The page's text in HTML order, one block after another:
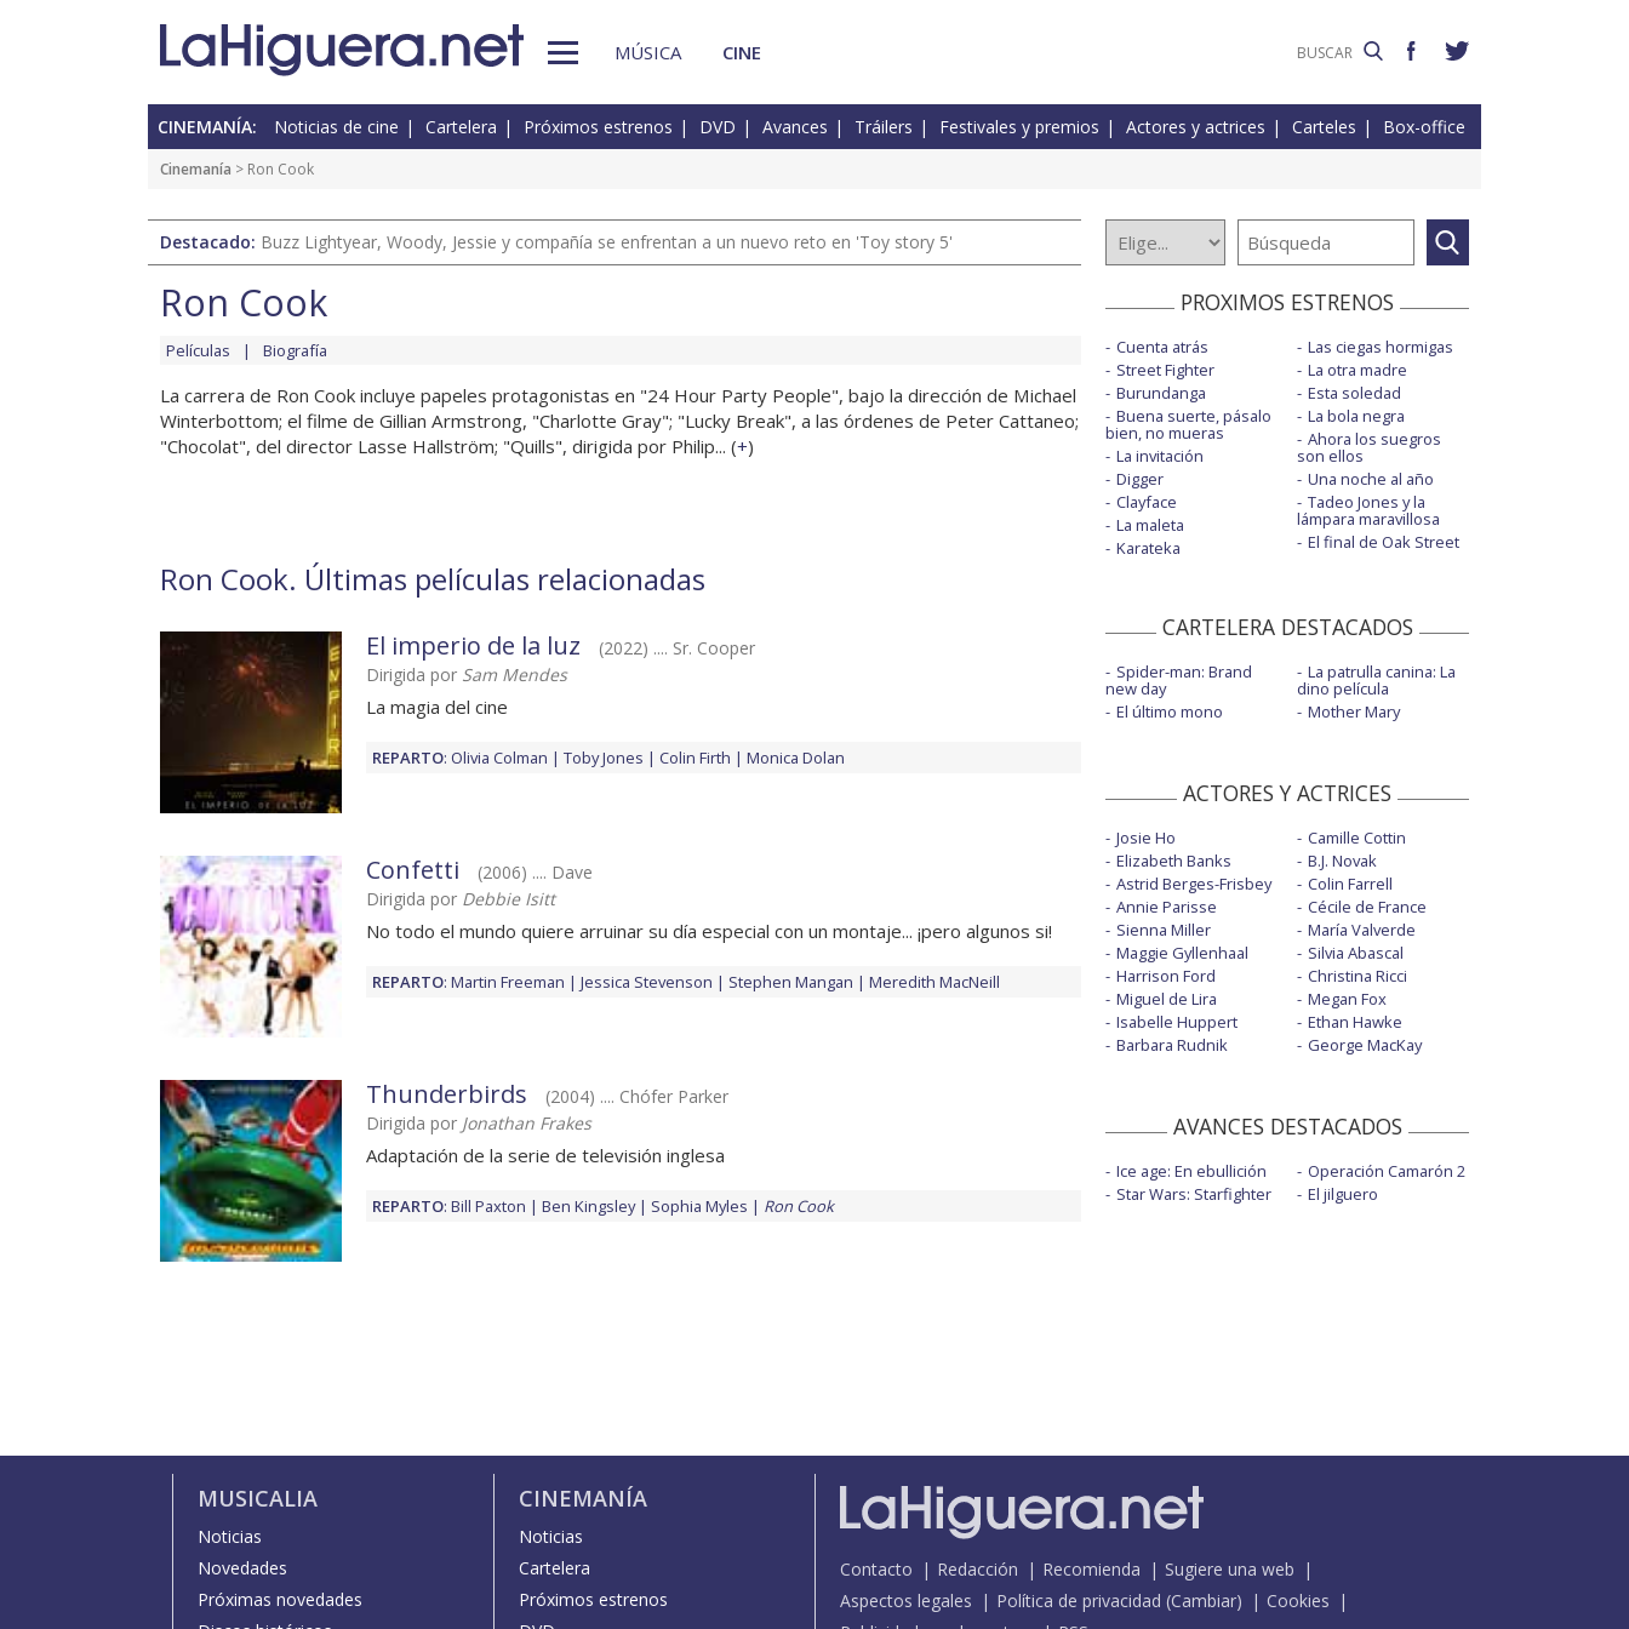
MÚSICA CINE
CINEMANÍA: Noticias de cine Cartelera Próximos estrenos DVD Avances Tráilers Festivales y premios Actores y actrices Carteles Box-office
Cinemanía > Ron Cook
Destacado: Buzz Lightyear, Woody, Jessie y compañía se enfrentan a un nuevo reto en 'Toy story 5'
Ron Cook
Películas Biografía
La carrera de Ron Cook incluye papeles protagonistas en "24 Hour Party People", bajo la dirección de Michael
Winterbottom; el filme de Gillian Armstrong, "Charlotte Gray"; "Lucky Break", a las órdenes de Peter Cattaneo;
"Chocolat", del director Lasse Hallström; "Quills", dirigida por Philip... (+)
Ron Cook. Últimas películas relacionadas
El imperio de la luz
(2022) .... Sr. Cooper
Dirigida por Sam Mendes
La magia del cine
REPARTO: Olivia Colman Toby Jones Colin Firth Monica Dolan
Confetti
(2006) .... Dave
Dirigida por Debbie Isitt
No todo el mundo quiere arruinar su día especial con un montaje... ¡pero algunos si!
REPARTO: Martin Freeman Jessica Stevenson Stephen Mangan Meredith MacNeill
Thunderbirds
(2004) .... Chófer Parker
Dirigida por Jonathan Frakes
Adaptación de la serie de televisión inglesa
REPARTO: Bill Paxton Ben Kingsley Sophia Myles Ron Cook
PROXIMOS ESTRENOS
Cuenta atrás
Street Fighter
Burundanga
Buena suerte, pásalo
bien, no mueras
La invitación
Digger
Clayface
La maleta
Karateka
Las ciegas hormigas
La otra madre
Esta soledad
La bola negra
Ahora los suegros
son ellos
Una noche al año
Tadeo Jones y la
lámpara maravillosa
El final de Oak Street
CARTELERA DESTACADOS
Spider-man: Brand
new day
El último mono
La patrulla canina: La
dino película
Mother Mary
ACTORES Y ACTRICES
Josie Ho
Elizabeth Banks
Astrid Berges-Frisbey
Annie Parisse
Sienna Miller
Maggie Gyllenhaal
Harrison Ford
Miguel de Lira
Isabelle Huppert
Barbara Rudnik
Camille Cottin
B.J. Novak
Colin Farrell
Cécile de France
María Valverde
Silvia Abascal
Christina Ricci
Megan Fox
Ethan Hawke
George MacKay
AVANCES DESTACADOS
Ice age: En ebullición
Star Wars: Starfighter
Operación Camarón 2
El jilguero
MUSICALIA
Noticias
Novedades
Próximas novedades
CINEMANÍA
Noticias
Cartelera
Próximos estrenos
Contacto Redacción Recomienda
Sugiere una web
Aspectos legales
Política de privacidad (Cambiar)
Cookies